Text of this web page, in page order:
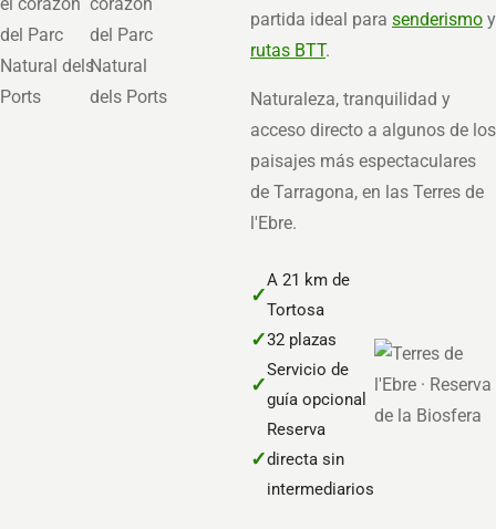
partida ideal para senderismo y
rutas BTT.
Naturaleza, tranquilidad y
acceso directo a algunos de los
paisajes más espectaculares
de Tarragona, en las Terres de
l'Ebre.
✓
A 21 km de
Tortosa
✓32 plazas
✓
Servicio de
guía opcional
✓
Reserva
directa sin
intermediarios